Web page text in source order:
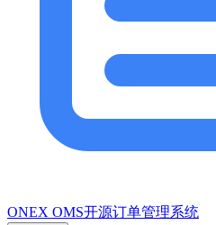
ONEX OMS开源订单管理系统